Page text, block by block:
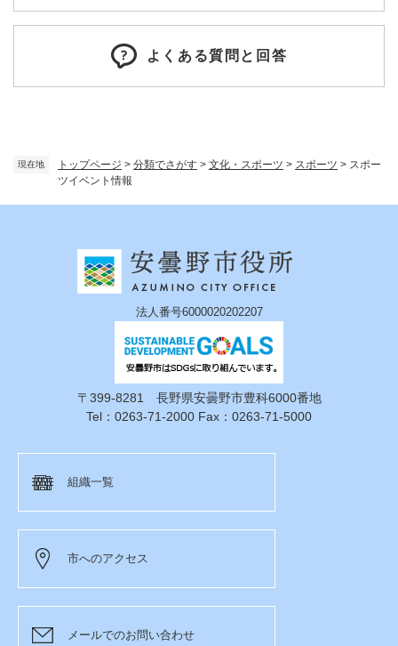
現在地 トップページ > 分類でさがす > 文化・スポーツ > スポーツ > スポー
ツイベント情報
よくある質問と回答
法人番号6000020202207
〒399-8281 長野県安曇野市豊科6000番地
Tel：0263-71-2000 Fax：0263-71-5000
組織一覧
市へのアクセス
メールでのお問い合わせ